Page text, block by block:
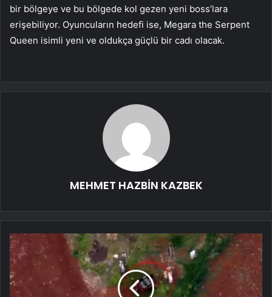
bir bölgeye ve bu bölgede kol gezen yeni boss’lara
erişebiliyor. Oyuncuların hedefi ise, Megara the Serpent
Queen isimli yeni ve oldukça güçlü bir cadı olacak.
MEHMET HAZBİN KAZBEK